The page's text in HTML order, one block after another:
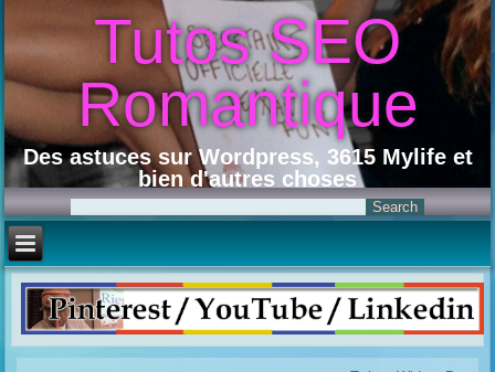
Tutos SEO
Romantique
Des astuces sur Wordpress, 3615 Mylife et
bien d'autres choses